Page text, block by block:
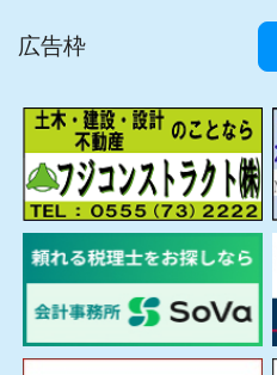
広告枠